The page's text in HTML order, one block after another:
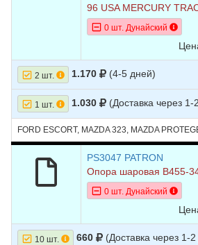
96 USA MERCURY
0 шт. Дунайский
2 шт. 1.170 (4-5 дней)
1 шт. 1.030 (Доставка через 1-
FORD ESCORT, MAZDA 323, MAZDA
PS3047 PATRON
Опора шаровая B455-
0 шт. Дунайский
10 шт. 660 (Доставка через 1-